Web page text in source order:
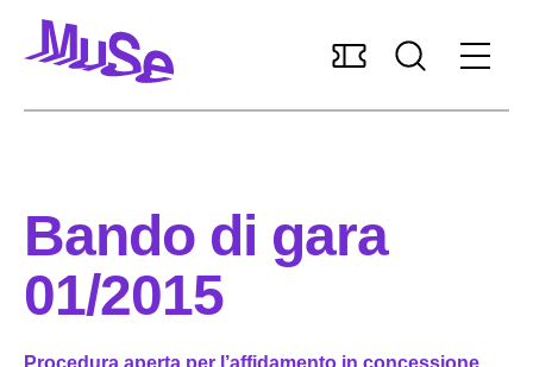
Bando di gara
01/2015
Procedura aperta per l’affidamento in concessione